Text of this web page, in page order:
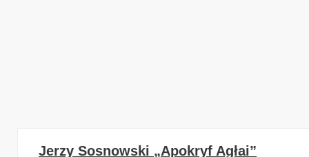
Jerzy Sosnowski „Apokryf Agłai”